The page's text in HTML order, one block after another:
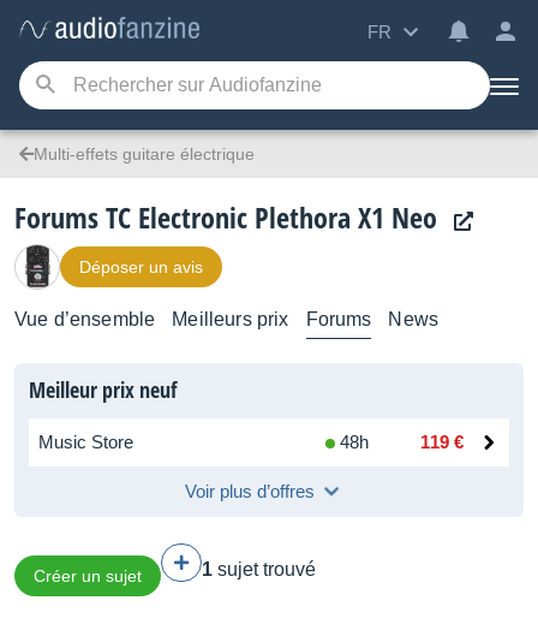
FR
Multi-effets guitare électrique
Forums TC Electronic Plethora X1 Neo
Déposer un avis
Vue d’ensemble Meilleurs prix Forums News
Meilleur prix neuf
Music Store 48h 119 €
Voir plus d’offres
Créer un sujet 1 sujet trouvé